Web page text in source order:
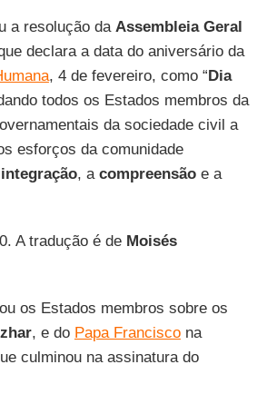
a resolução da Assembleia Geral
declara a data do aniversário da
, 4 de fevereiro, como “Dia
todos os Estados membros da
da sociedade civil a
esforços da comunidade
integração, a compreensãoe a
A tradução é de Moisés
os Estados membros sobre os
, e do Papa Franciscona
culminou na assinatura do